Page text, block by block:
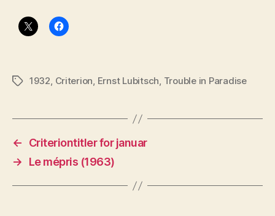
Stikkord
1932, Criterion, Ernst Lubitsch, Trouble in Paradise
←
Criteriontitler for januar
→
Le mépris (1963)